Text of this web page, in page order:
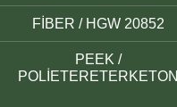
FİBER / HGW 20852
PEEK /
POLİETERETERKETON